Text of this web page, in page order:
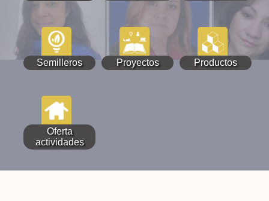
Semilleros Proyectos Productos
Oferta
actividades